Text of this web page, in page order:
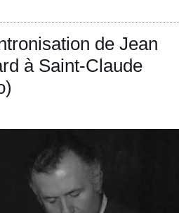
de Jean
à Saint-Claude